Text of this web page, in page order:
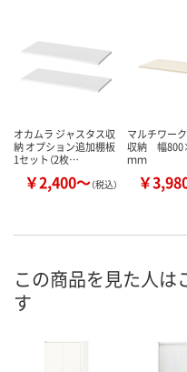
オカムラ ジャスタス収
納 オプション追加棚板
1セット（2枚…
￥2,400～（税込）
マルチワー
収納 幅
ｍｍ
￥
この商品を見た人は
す